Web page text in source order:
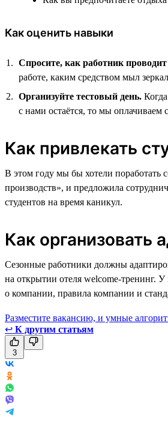
Как оценить навыки
Спросите, как работник
работе, каким средством мыл
Организуйте тестовый день.
с нами остаётся, то мы оплачиваем
Как привлекать
В этом году мы бы хотели поработать
производств», и предложила
студентов на время каникул.
Как организовать
Сезонные работники должны
на открытии отеля welcome-тренинг.
о компании, правила компании и
Разместите вакансию, и умные
↩ К другим статьям
3